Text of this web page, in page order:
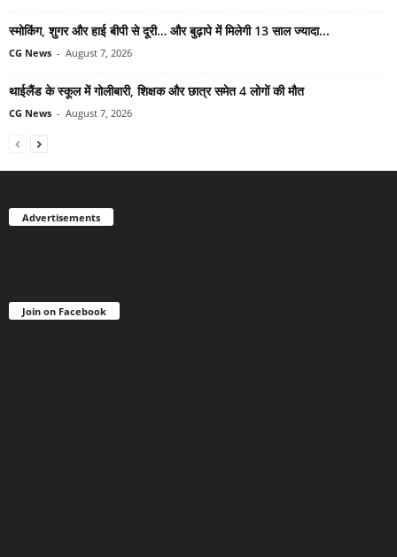
स्मोकिंग, शुगर और हाई बीपी से दूरी… और बुढ़ापे में मिलेगी 13 साल ज्यादा...
CG News - August 7, 2026
थाईलैंड के स्कूल में गोलीबारी, शिक्षक और छात्र समेत 4 लोगों की मौत
CG News - August 7, 2026
Advertisements
Join on Facebook